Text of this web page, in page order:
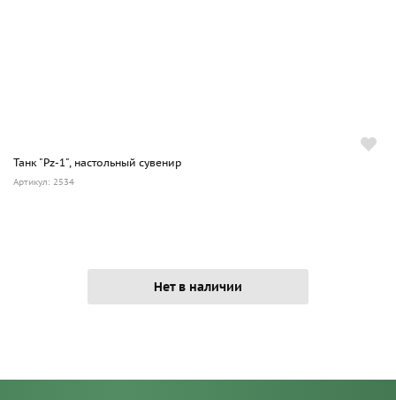
Танк "Pz-1", настольный сувенир
Артикул: 2534
Нет в наличии